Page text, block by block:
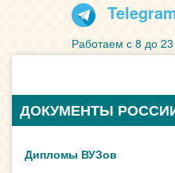
Работаем с 8 до
ДОКУМЕНТЫ
Дипломы ВУЗов